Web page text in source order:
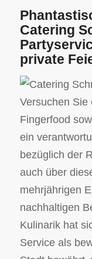
Catering
private
Versuchen Sie
Fingerfood
ein
bezüglich der
auch über
mehrjährigen
nachhaltigen
Kulinarik hat
Service als